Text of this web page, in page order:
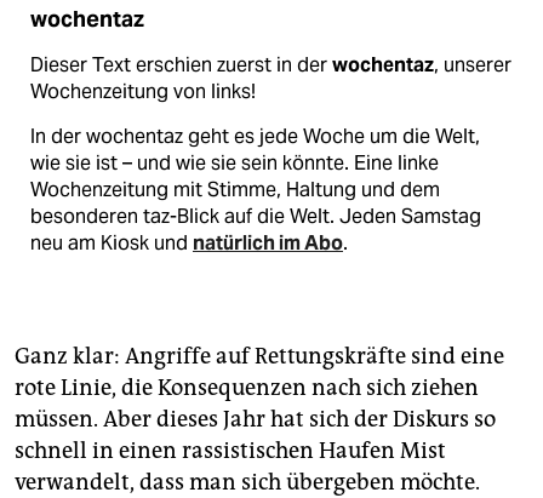
wochentaz
Dieser Text erschien zuerst in derwochentaz, unserer
Wochenzeitung von links!
In der wochentaz geht es jede Woche um die Welt,
wie sie ist – und wie sie sein könnte. Eine linke
Wochenzeitung mit Stimme, Haltung und dem
besonderen taz-Blick auf die Welt. Jeden Samstag
neu am Kiosk und natürlich im Abo.
Ganz klar: Angriffe auf Rettungskräfte sind eine
rote Linie, die Konsequenzen nach sich ziehen
müssen. Aber dieses Jahr hat sich der Diskurs so
schnell in einen rassistischen Haufen Mist
verwandelt, dass man sich übergeben möchte.